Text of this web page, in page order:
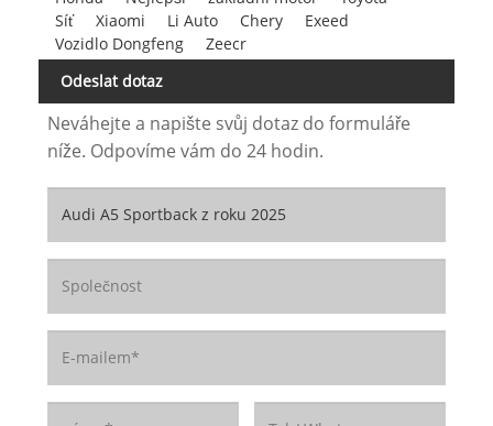
Síť
Xiaomi Li Auto Chery
Exeed
Vozidlo Dongfeng
Zeecr
Odeslat dotaz
Neváhejte a napište svůj dotaz do formuláře
níže. Odpovíme vám do 24 hodin.